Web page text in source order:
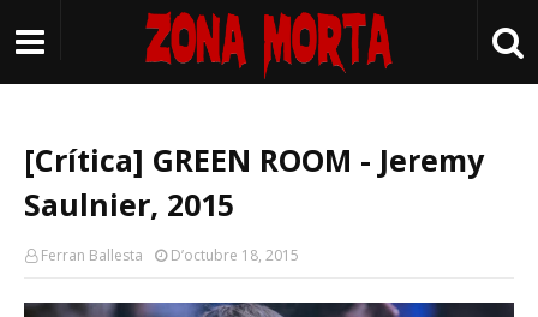
[Crítica] GREEN ROOM - Jeremy
Saulnier, 2015
Ferran Ballesta D’octubre 18, 2015